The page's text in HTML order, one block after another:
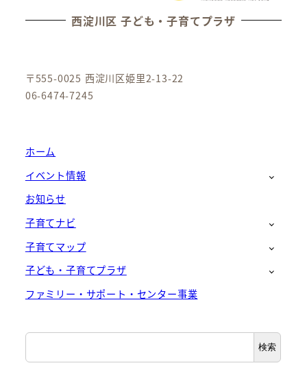
西淀川区 子ども・子育てプラザ
〒555-0025 西淀川区姫里2-13-22
06-6474-7245
ホーム
イベント情報
お知らせ
子育てナビ
子育てマップ
子ども・子育てプラザ
ファミリー・サポート・センター事業
検
索
検索